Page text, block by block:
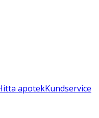
apotekKundservice